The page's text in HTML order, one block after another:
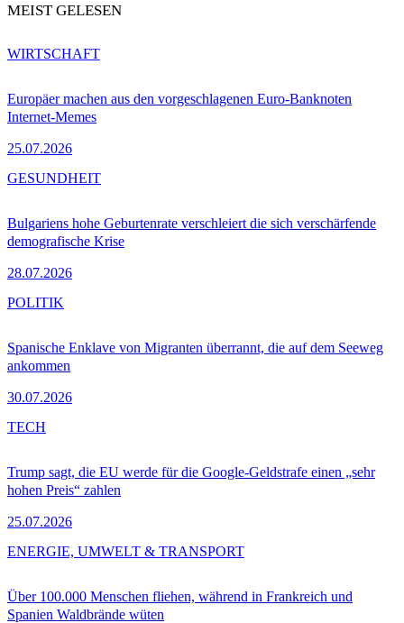
MEIST GELESEN
Europäer machen aus den vorgeschlagenen Euro-Banknoten
Internet-Memes
25.07.2026
WIRTSCHAFT
Bulgariens hohe Geburtenrate verschleiert die sich verschärfende
demografische Krise
28.07.2026
GESUNDHEIT
Spanische Enklave von Migranten überrannt, die auf dem Seeweg
ankommen
30.07.2026
POLITIK
Trump sagt, die EU werde für die Google-Geldstrafe einen „sehr
hohen Preis“ zahlen
25.07.2026
TECH
Über 100.000 Menschen fliehen, während in Frankreich und
Spanien Waldbrände wüten
ENERGIE, UMWELT & TRANSPORT